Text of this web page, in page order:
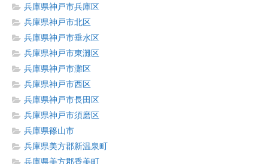
兵庫県神戸市兵庫区
兵庫県神戸市北区
兵庫県神戸市垂水区
兵庫県神戸市東灘区
兵庫県神戸市灘区
兵庫県神戸市西区
兵庫県神戸市長田区
兵庫県神戸市須磨区
兵庫県篠山市
兵庫県美方郡新温泉町
兵庫県美方郡香美町